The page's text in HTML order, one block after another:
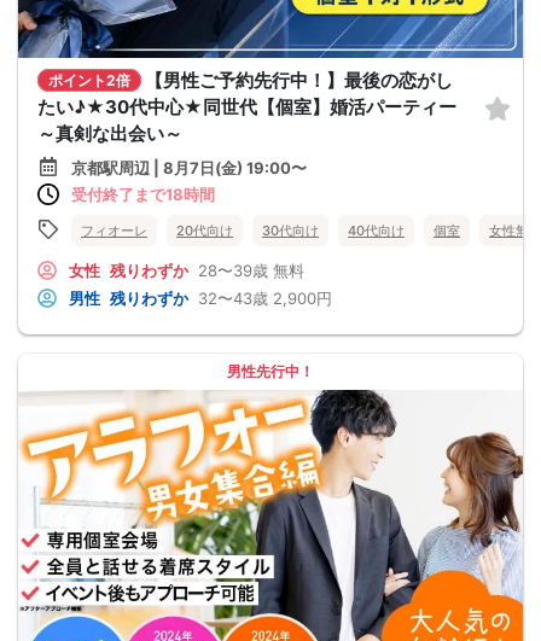
ポイント2倍
【男性ご予約先行中！】最後の恋がし
たい♪★30代中心★同世代【個室】婚活パーティー
～真剣な出会い～
京都駅周辺 | 8月7日(金) 19:00〜
受付終了まで18時間
フィオーレ 20代向け 30代向け 40代向け 個室 女性無料
女性 残りわずか 28〜39歳 無料
男性 残りわずか 32〜43歳 2,900円
男性先行中！